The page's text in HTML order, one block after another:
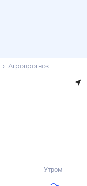
Агропрогноз
Утром